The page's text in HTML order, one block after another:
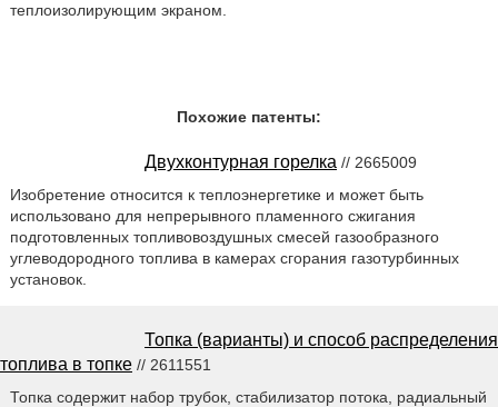
теплоизолирующим экраном.
Похожие патенты:
Двухконтурная горелка // 2665009
Изобретение относится к теплоэнергетике и может быть
использовано для непрерывного пламенного сжигания
подготовленных топливовоздушных смесей газообразного
углеводородного топлива в камерах сгорания газотурбинных
установок.
Топка (варианты) и способ распределения
топлива в топке // 2611551
Топка содержит набор трубок, стабилизатор потока, радиальный